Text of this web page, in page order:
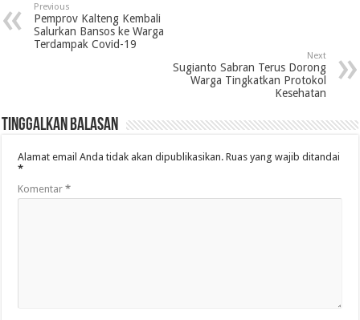
Previous
Pemprov Kalteng Kembali
Salurkan Bansos ke Warga
Terdampak Covid-19
Next
Sugianto Sabran Terus Dorong
Warga Tingkatkan Protokol
Kesehatan
Tinggalkan Balasan
Alamat email Anda tidak akan dipublikasikan. Ruas yang wajib ditandai
*
Komentar*